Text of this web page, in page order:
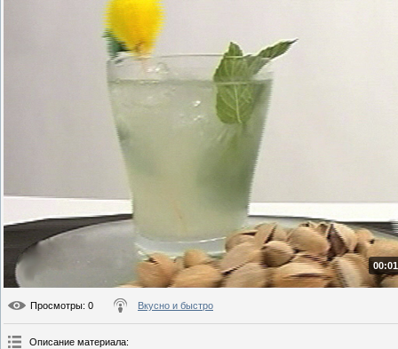
Просмотры: 0 Вкусно и быстро
Описание материала: